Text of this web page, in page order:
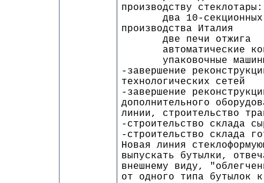
производству стеклотары:
два 10-секционных
производства Италия
две печи отжига
автоматические
упаковочные
-завершение
технологических сетей
-завершение
дополнительного
линии, строительство
-строительство склада
-строительство склада
Новая линия
выпускать бутылки,
внешнему виду,
от одного типа бутылок